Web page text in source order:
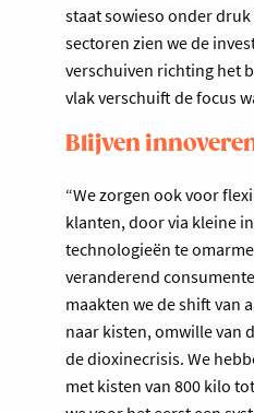
staat sowieso onder
sectoren zien we de
verschuiven richting het
vlak verschuift de focus
Blijven
“We zorgen ook voor
klanten, door via kleine
technologieën te
veranderend
maakten we de shift van
naar kisten, omwille van
de dioxinecrisis. We
met kisten van 800 kilo